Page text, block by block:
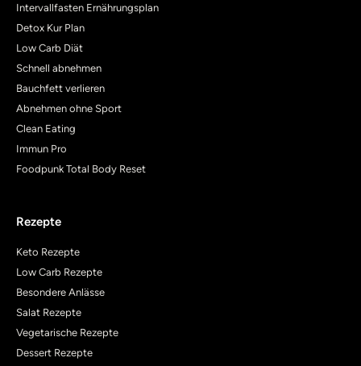
Intervallfasten Ernährungsplan
Detox Kur Plan
Low Carb Diät
Schnell abnehmen
Bauchfett verlieren
Abnehmen ohne Sport
Clean Eating
Immun Pro
Foodpunk Total Body Reset
Rezepte
Keto Rezepte
Low Carb Rezepte
Besondere Anlässe
Salat Rezepte
Vegetarische Rezepte
Dessert Rezepte